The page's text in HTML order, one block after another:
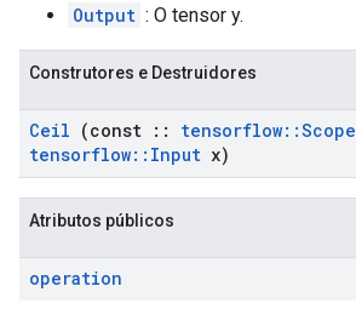
Output : O tensor y.
Construtores e Destruidores
Ceil (const :: tensorflow::Scope
tensorflow:: Input x)
Atributos públicos
operation